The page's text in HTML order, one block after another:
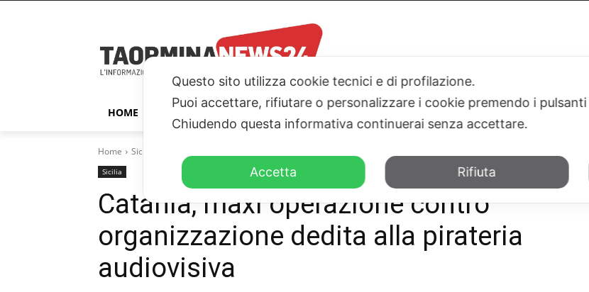
HOME TAORMINA ITALIA – ESTERI PARLAMENTO SICILIA SALUTE SPORT
Home Sicilia
Sicilia
Catania, maxi operazione contro
organizzazione dedita alla pirateria
audiovisiva
Questo sito utilizza cookie tecnici e di profilazione.
Puoi accettare, rifiutare o personalizzare i cookie premendo i
Chiudendo questa informativa continuerai senza accettare.
Accetta Rifiuta